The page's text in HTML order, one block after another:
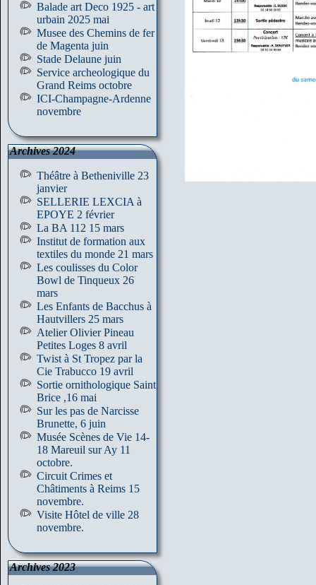
Balade art Deco 1925 - art
urbain 2025 mai
Musee des Chemins de fer
de Magenta juin
Stade Delaune juin
Service archeologique du
Grand Reims octobre
ICI-Champagne-Ardenne
novembre
Archives 2024
Théâtre à Betheniville 23
janvier
SELLERIE LEXCIA à
EPOYE 2 février
La BA 112 15 mars
Institut de formation aux
textiles du monde 21 mars
Les coulisses du Color
Bowl de Tinqueux 26
mars
Les Enfants de Bacchus à
Hautvillers 25 mars
Atelier Olivier Pineau
Petites Loges 8 avril
Twist à St Tropez par la
Cie Trabucco 19 avril
Sortie ornithologique Saint
Brice ,16 mai
Sur les pas de Narcisse
Brunette, 6 juin
Musée Scènes de Vie 14-
18 Mareuil sur Ay 11
octobre.
Circuit Crimes et
Châtiments à Reims 15
novembre.
Visite Hôtel de ville 28
novembre.
Archives 2023